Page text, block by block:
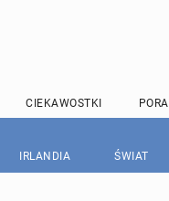
CIEKAWOSTKI
IRLANDIA ŚWIAT